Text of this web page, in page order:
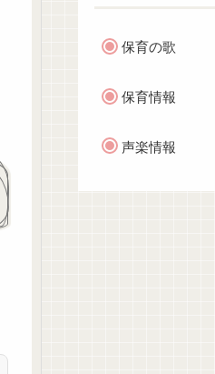
保育の歌
保育情報
声楽情報